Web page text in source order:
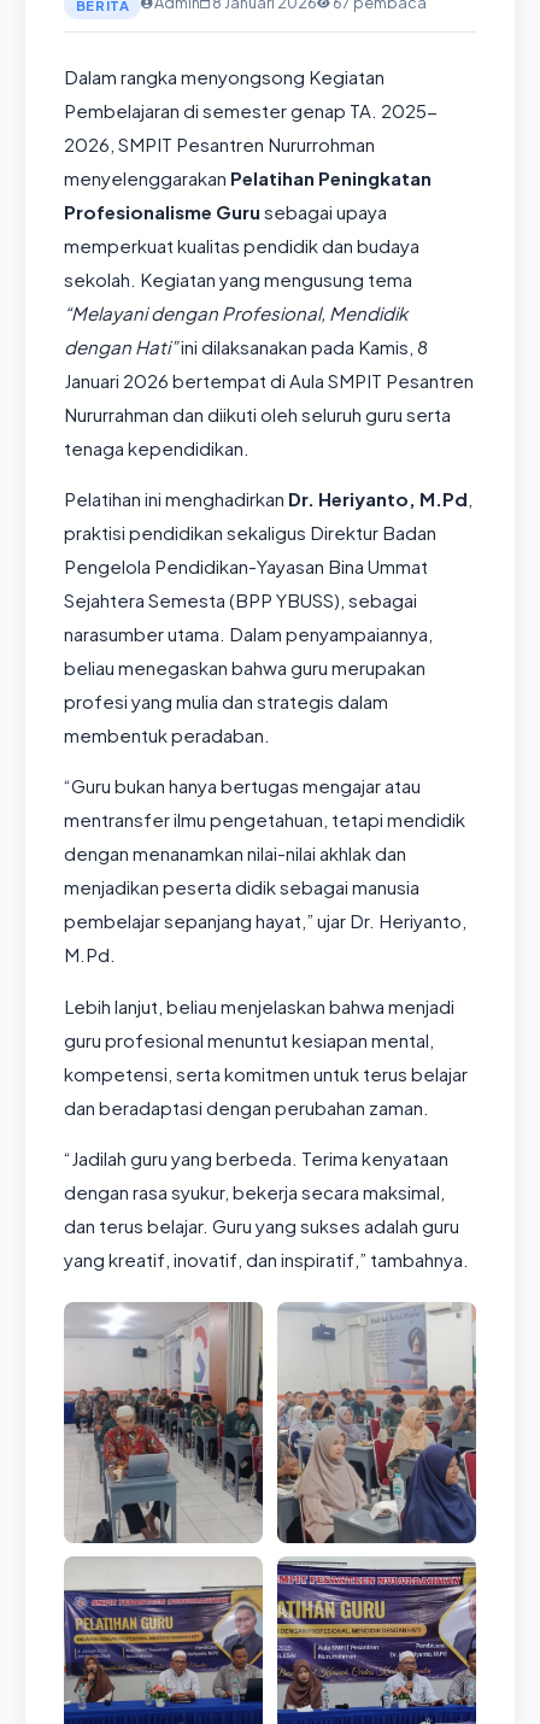
BERITA
Dalam rangka menyongsong Kegiatan
Pembelajaran di semester genap TA. 2025-
2026, SMPIT Pesantren Nururrohman
menyelenggarakan Pelatihan Peningkatan
Profesionalisme Guru sebagai upaya
memperkuat kualitas pendidik dan budaya
sekolah. Kegiatan yang mengusung tema
“Melayani dengan Profesional, Mendidik
dengan Hati”ini dilaksanakan pada Kamis, 8
Januari 2026 bertempat di Aula SMPIT Pesantren
Nururrahman dan diikuti oleh seluruh guru serta
tenaga kependidikan.
Pelatihan ini menghadirkan Dr. Heriyanto, M.Pd
praktisi pendidikan sekaligus Direktur Badan
Pengelola Pendidikan-Yayasan Bina Ummat
Sejahtera Semesta (BPP YBUSS), sebagai
narasumber utama. Dalam penyampaiannya,
beliau menegaskan bahwa guru merupakan
profesi yang mulia dan strategis dalam
membentuk peradaban.
“Guru bukan hanya bertugas mengajar atau
mentransfer ilmu pengetahuan, tetapi mendidik
dengan menanamkan nilai-nilai akhlak dan
menjadikan peserta didik sebagai manusia
pembelajar sepanjang hayat,” ujar Dr. Heriyanto,
M.Pd.
Lebih lanjut, beliau menjelaskan bahwa menjadi
guru profesional menuntut kesiapan mental,
kompetensi, serta komitmen untuk terus belajar
dan beradaptasi dengan perubahan zaman.
“Jadilah guru yang berbeda. Terima kenyataan
dengan rasa syukur, bekerja secara maksimal,
dan terus belajar. Guru yang sukses adalah guru
yang kreatif, inovatif, dan inspiratif,” tambahnya.